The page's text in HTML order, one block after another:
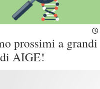
prossimi a grandi
AIGE!